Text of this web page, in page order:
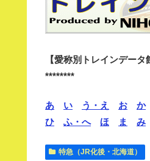
【愛称別トレインデー
********
あ い う・え お か
ひ
ふ・へ ほ ま み
特急（JR化後・北海道）